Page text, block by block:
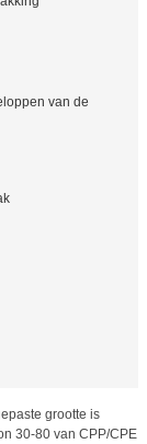
van de
grootte is
30-80 van CPP/CPE